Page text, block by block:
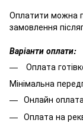
Оплатити можна
замовлення
Варіанти оплати:
Оплата
Мінімальна
Онлайн
Оплата на